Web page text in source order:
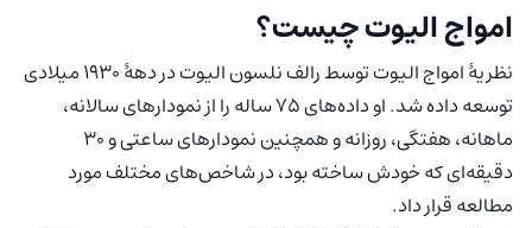
امواج الیوت چیست؟
نظریهٔ امواج الیوت توسط رالف نلسون الیوت در دههٔ ۱۹۳۰ میلادی
توسعه داده شد. او داده‌های ۷۵ ساله را از نمودارهای سالانه،
ماهانه، هفتگی، روزانه و همچنین نمودارهای ساعتی و ۳۰
دقیقه‌ای که خودش ساخته بود، در شاخص‌های مختلف مورد
مطالعه قرار داد.